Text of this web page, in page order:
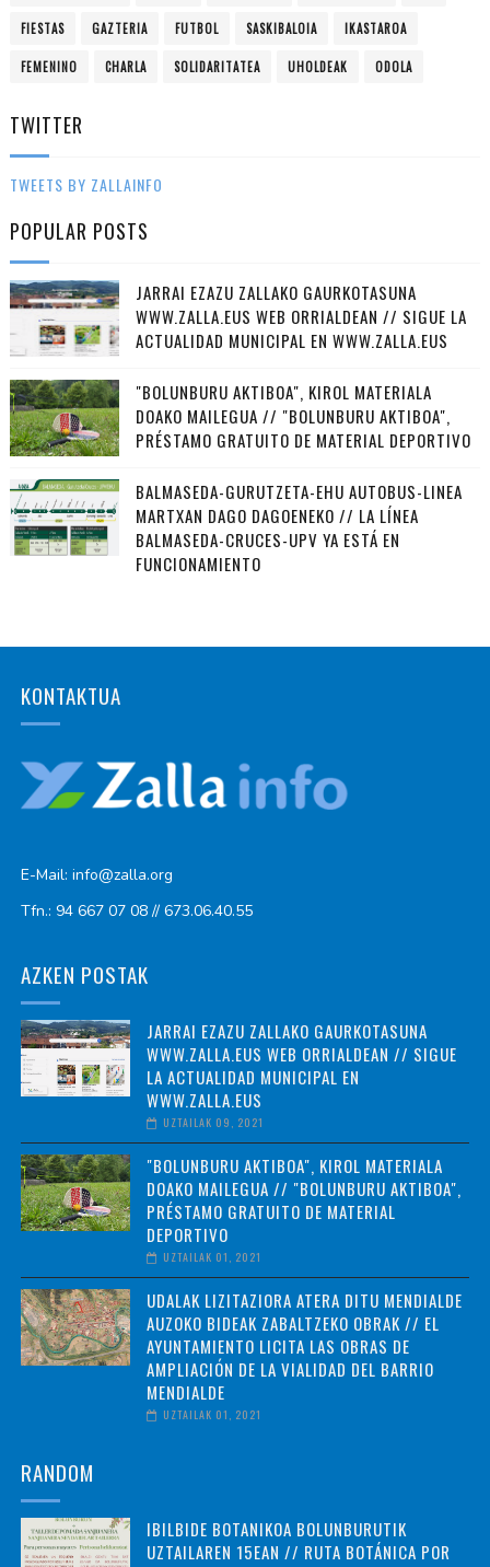
FIESTAS GAZTERIA FUTBOL SASKIBALOIA IKASTAROA
FEMENINO CHARLA SOLIDARITATEA UHOLDEAK ODOLA
TWITTER
TWEETS BY ZALLAINFO
POPULAR POSTS
JARRAI EZAZU ZALLAKO GAURKOTASUNA
WWW.ZALLA.EUS WEB ORRIALDEAN // SIGUE LA
ACTUALIDAD MUNICIPAL EN WWW.ZALLA.EUS
"BOLUNBURU AKTIBOA", KIROL MATERIALA
DOAKO MAILEGUA // "BOLUNBURU AKTIBOA",
PRÉSTAMO GRATUITO DE MATERIAL DEPORTIVO
BALMASEDA-GURUTZETA-EHU AUTOBUS-LINEA
MARTXAN DAGO DAGOENEKO // LA LÍNEA
BALMASEDA-CRUCES-UPV YA ESTÁ EN
FUNCIONAMIENTO
KONTAKTUA
E-Mail: info@zalla.org
Tfn.: 94 667 07 08 // 673.06.40.55
AZKEN POSTAK
JARRAI EZAZU ZALLAKO GAURKOTASUNA
WWW.ZALLA.EUS WEB ORRIALDEAN // SIGUE
LA ACTUALIDAD MUNICIPAL EN
WWW.ZALLA.EUS
UZTAILAK 09, 2021
"BOLUNBURU AKTIBOA", KIROL MATERIALA
DOAKO MAILEGUA // "BOLUNBURU AKTIBOA",
PRÉSTAMO GRATUITO DE MATERIAL
DEPORTIVO
UZTAILAK 01, 2021
UDALAK LIZITAZIORA ATERA DITU MENDIALDE
AUZOKO BIDEAK ZABALTZEKO OBRAK // EL
AYUNTAMIENTO LICITA LAS OBRAS DE
AMPLIACIÓN DE LA VIALIDAD DEL BARRIO
MENDIALDE
UZTAILAK 01, 2021
RANDOM
IBILBIDE BOTANIKOA BOLUNBURUTIK
UZTAILAREN 15EAN // RUTA BOTÁNICA POR